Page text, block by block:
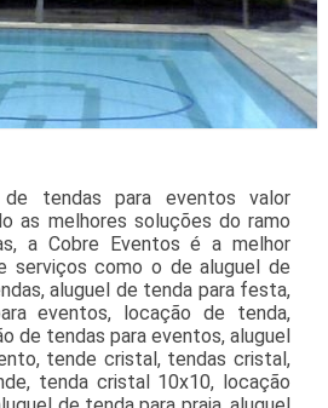
de tendas para eventos valor
as melhores soluções do ramo
a Cobre Eventos é a melhor
serviços como o de aluguel de
aluguel de tenda para festa,
eventos, locação de tenda,
de tendas para eventos, aluguel
tende cristal, tendas cristal,
tenda cristal 10x10, locação